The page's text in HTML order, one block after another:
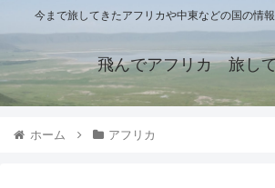
今まで旅してきたアフリカや中東などの国の情
飛んでアフリカ 旅し
ホーム アフリカ